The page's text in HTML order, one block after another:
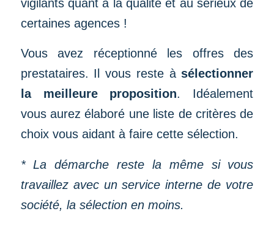
vigilants quant à la qualité et au sérieux de
certaines agences !
Vous avez réceptionné les offres des
prestataires. Il vous reste à sélectionner
la meilleure proposition. Idéalement
vous aurez élaboré une liste de critères de
choix vous aidant à faire cette sélection.
* La démarche reste la même si vous
travaillez avec un service interne de votre
société, la sélection en moins.